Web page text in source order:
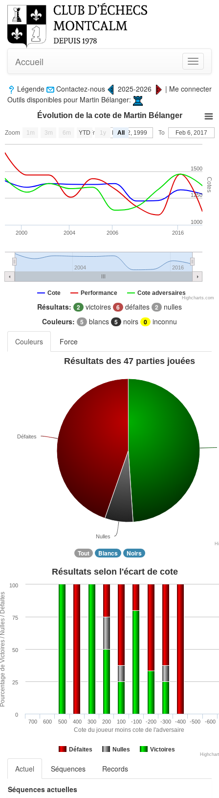
Toggle
Accueil
Légende Contactez-nous 2025-2026 | Me connecter
Outils disponibles pour Martin Bélanger:
Zoom From Mar 12, 1999 To Feb 6, 2017
Cotes
Évolution de la cote de Martin Bélanger
Cote Performance Cote adversaires
2000 2004 2006 2016
2004 2016
1000
1500
1250
1m 3m 6m YTD 1y All
Highcharts.com
Résultats: 2 victoires 6 défaites 2
nulles
Couleurs:
5 blancs 5 noirs 0 inconnu
Couleurs
Force
Résultats des 47 parties jouées
Nulles
Défaites
Tout Blancs Noirs
Cote du joueur moins cote de l'adversaire
/ Nulles / Défaites
Résultats selon l'écart de cote
Défaites Nulles Victoires
700 600 500 400 300 200 100 -100 -200 -300 -400 -500 -600
0
100
25
50
75
Actuel Séquences Records
Séquences actuelles